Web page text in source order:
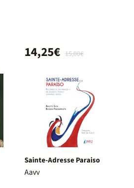
15,00€
14,25€
Sainte-Adresse Paraiso
Aavv